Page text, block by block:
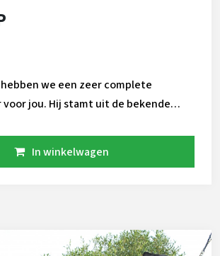
we een zeer complete
jou. Hij stamt uit de bekende
is hij compleet
In winkelwagen